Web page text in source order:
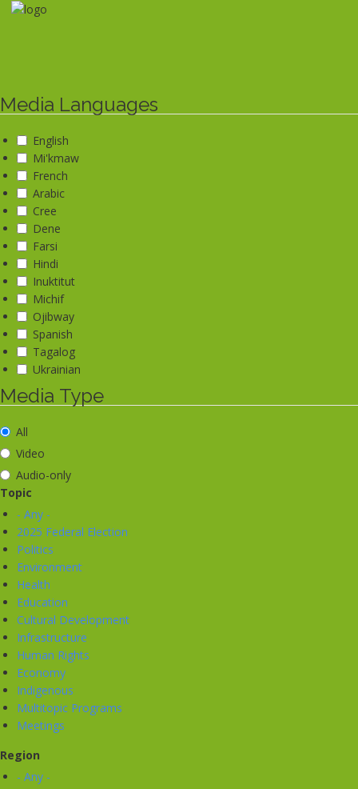
Skip
Media Languages
English
Mi'kmaw
French
Arabic
Cree
Dene
Farsi
Hindi
Inuktitut
Michif
Ojibway
Spanish
Tagalog
Ukrainian
Media Type
All
Video
Audio-only
Topic
- Any -
2025 Federal Election
Politics
Environment
Health
Education
Cultural Development
Infrastructure
Human Rights
Economy
Indigenous
Multitopic Programs
Meetings
Region
- Any -